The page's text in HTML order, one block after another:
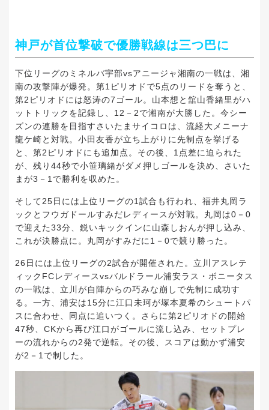
神戸が首位撃破で優勝戦線は三つ巴に
下位リーグのミネルバ宇部vsアニージャ湘南の一戦は、湘
南の攻撃陣が爆発。第1ピリオドで5点のリードを奪うと、
第2ピリオドには怒涛の7ゴール。山本想と舘山香緒里がハ
ットトリックを記録し、12－2で湘南が大勝した。今シー
ズンの連勝を目指すさいたまサイコロは、流経大メニーナ
龍ケ崎と対戦。小田友香が立ち上がりに先制点を挙げる
と、第2ピリオドにも追加点。その後、1点差に迫られた
が、残り44秒で小笹璃緒がダメ押しゴールを決め、さいた
まが3－1で勝利を収めた。
そして25日には上位リーグの1試合も行われ、福井丸岡ラ
ックとフウガドールすみだレディースが対戦。丸岡は0－0
で迎えた33分、鋭いキックインに山森しおんが押し込み、
これが決勝点に。丸岡がすみだに1－0で競り勝った。
26日には上位リーグの2試合が開催された。立川アスレテ
ィックFCレディースvsバルドラール浦安ラス・ボニータス
の一戦は、立川が自陣からの巧みな崩しで先制に成功す
る。一方、浦安は15分に江口未珂が塚本夏希のシュートパ
スに合わせ、同点に追いつく。さらに第2ピリオドの開始
47秒、CKから再び江口がゴールに流し込み、セットプレ
ーの流れからの2発で逆転。その後、スコアは動かず浦安
が2－1で制した。